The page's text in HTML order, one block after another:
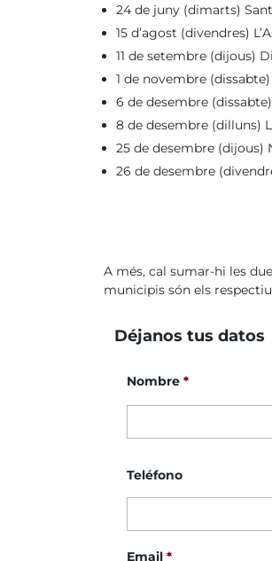
24 de juny (dimarts)
15 d’agost (divendres)
11 de setembre (dijous)
1 de novembre
6 de desembre
8 de desembre (dilluns)
25 de desembre (dijous)
26 de desembre
A més, cal sumar-hi les
municipis són els
Déjanos tus datos
Nombre *
Teléfono
Email *